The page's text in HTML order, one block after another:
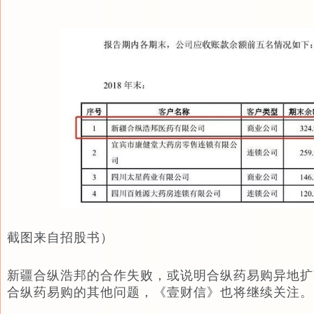
截图来自招股书）
新疆合纵浩邦的合作失败，或说明合纵药易购异地
合纵药易购的其他问题，《壹财信》也将继续关注。